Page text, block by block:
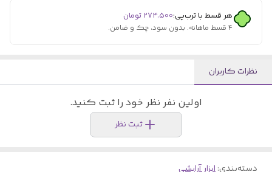
هر قسط با ترب‌پی:۲۷۴٬۵۰۰ تومان
۴ قسط ماهانه. بدون سود، چک و ضامن.
نظرات کاربران
اولین نفر نظر خود را ثبت کنید.
ثبت نظر
دسته‌بندی:ابزار آرایشی